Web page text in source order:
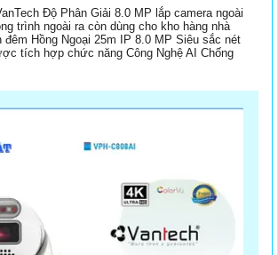
Độ Phân Giải 8.0 MP lắp camera ngoài
trình ngoài ra còn dùng cho kho hàng nhà
Hồng Ngoại 25m IP 8.0 MP Siêu sắc nét
tích hợp chức năng Công Nghệ AI Chống